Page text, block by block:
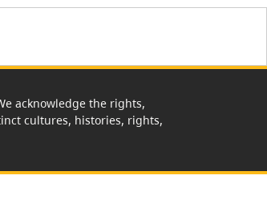
acknowledge the rights,
cultures, histories, rights,